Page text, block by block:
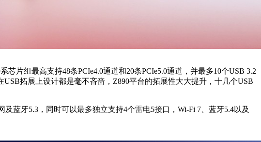
片组最高支持48条PCIe4.0通道和20条PCIe5.0通道，并最多10个USB 3.2
拓展上设计都是毫不吝啬，Z890平台的拓展性大大提升，十几个USB
蓝牙5.3，同时可以最多独立支持4个雷电5接口，Wi-Fi 7、蓝牙5.4以及